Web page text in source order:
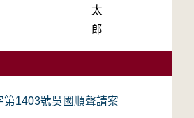
太
郎
第1403號吳國順聲請案